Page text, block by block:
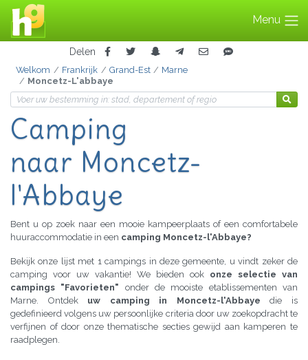
Menu
Delen
Welkom Frankrijk Grand-Est
Marne
Moncetz-L'abbaye
Camping
naar Moncetz-
l'Abbaye
Bent u op zoek naar een mooie kampeerplaats of een comfortabele
huuraccommodatie in een camping Moncetz-l'Abbaye?
Bekijk onze lijst met 1 campings in deze gemeente, u vindt zeker de
camping voor uw vakantie! We bieden ook onze selectie van
campings "Favorieten" onder de mooiste etablissementen van
Marne. Ontdek uw camping in Moncetz-l'Abbaye die is
gedefinieerd volgens uw persoonlijke criteria door uw zoekopdracht te
verfijnen of door onze thematische secties gewijd aan kamperen te
raadplegen.